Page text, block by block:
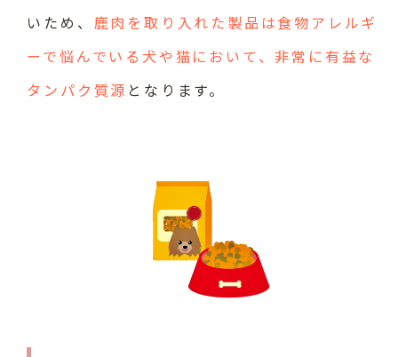
いため、 鹿肉を取り入れた製品は食物アレルギ
ーで悩んでいる犬や猫において、非常に有益な
タンパク質源 となります。